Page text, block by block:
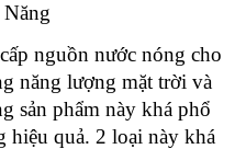
nguồn nước nóng cho
năng lượng mặt trời và
sản phẩm này khá phổ
hiệu quả. 2 loại này khá